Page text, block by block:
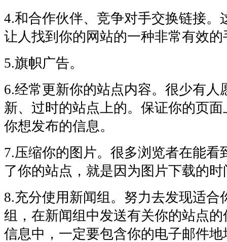
4.和合作伙伴、竞争对手交换链接。
让人找到你的网站的一种非常有效的
5.旗帜广告。
6.经常更新你的站点内容。很少有人
新、过时的站点上的。保证你的页
你想发布的信息。
7.压缩你的图片。很多浏览者在能看
了你的站点，就是因为图片下载的
8.充分使用新闻组。努力去发现适合
组，在新闻组中发送有关你的站点
信息中，一定要包含你的电子邮件